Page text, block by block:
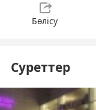
Бөлісу
Суреттер